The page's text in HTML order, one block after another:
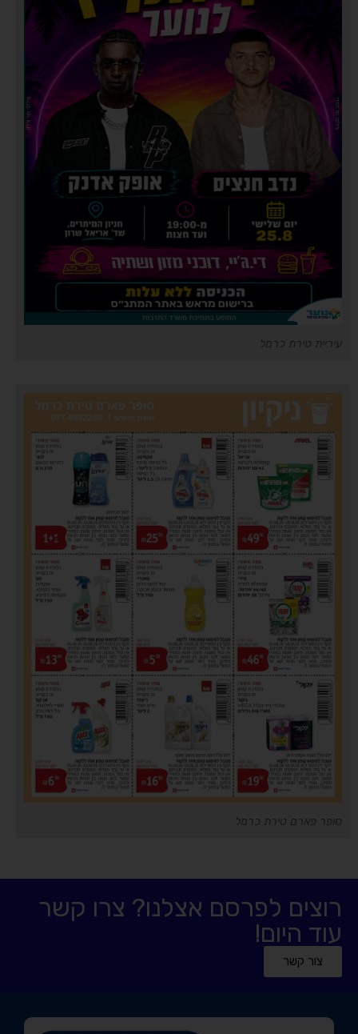
עיריית טירת כרמל
סופר פארם טירת כרמל
רוצים לפרסם אצלנו? צרו קשר
עוד היום!
צור קשר